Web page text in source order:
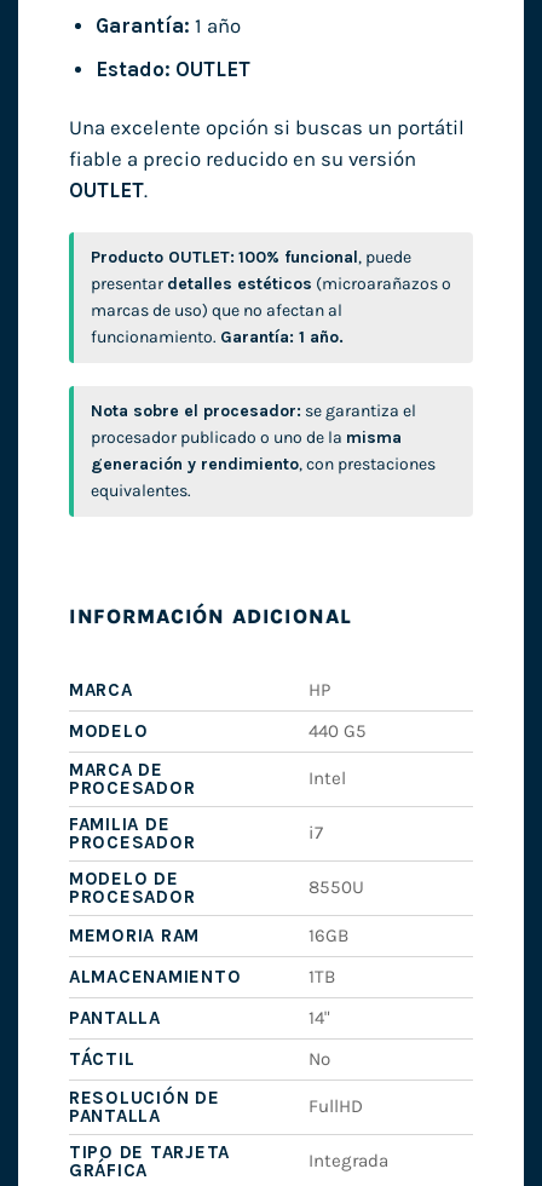
Garantía: 1 año
Estado: OUTLET
Una excelente opción si buscas un portátil
fiable a precio reducido en su versión
OUTLET.
Producto OUTLET: 100% funcional, puede
presentar detalles estéticos (microarañazos o
marcas de uso) que no afectan al
funcionamiento. Garantía: 1 año.
Nota sobre el procesador: se garantiza el
procesador publicado o uno de la misma
generación y rendimiento, con prestaciones
equivalentes.
INFORMACIÓN ADICIONAL
MARCA
HP
MODELO
440 G5
MARCA DE
PROCESADOR
Intel
FAMILIA DE
PROCESADOR
i7
MODELO DE
PROCESADOR
8550U
MEMORIA RAM
16GB
ALMACENAMIENTO
1TB
PANTALLA
14"
TÁCTIL
No
RESOLUCIÓN DE
PANTALLA
FullHD
TIPO DE TARJETA
GRÁFICA
Integrada